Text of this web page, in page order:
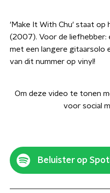
'Make It With Chu' staat op
(2007). Voor de liefhebber:
met een langere gitaarsolo
van dit nummer op vinyl!
Om deze video te tonen
voor social
Beluister op